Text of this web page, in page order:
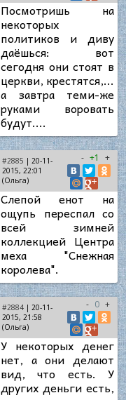
Посмотришь на
некоторых
политиков и диву
даёшься: вот
сегодня они стоят в
церкви, крестятся,...
а завтра теми-же
руками воровать
будут....
#2885 | 20-11-
2015, 22:01
(Ольга)
- +1 +
Слепой енот на
ощупь переспал со
всей зимней
коллекцией Центра
меха "Снежная
королева".
#2884 | 20-11-
2015, 21:58
(Ольга)
- 0 +
У некоторых денег
нет, а они делают
вид, что есть. У
других деньги есть,